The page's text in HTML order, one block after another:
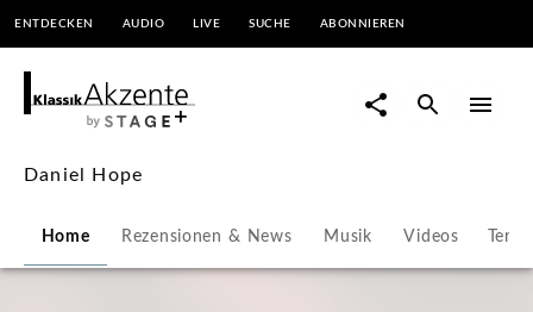
Daniel
Hope
Übersicht
|
ENTDECKEN AUDIO LIVE SUCHE ABONNIEREN
Daniel Hope
Home Rezensionen & News Musik Videos